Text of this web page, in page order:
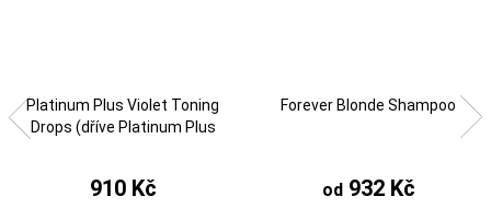
Platinum Plus Violet Toning
Drops (dříve Platinum Plus
910 Kč
Forever Blonde Shampoo
od932 Kč